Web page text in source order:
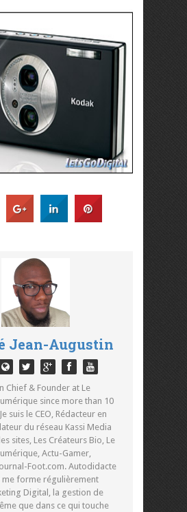
Jean-Augustin
Chief & Founder at Le
since more than 10
suis le CEO, Rédacteur en
du réseau Kassi Media
sites, Les Créateurs Bio, Le
Actu-Gamer,
Foot.com. Autodidacte
me forme régulièrement
Digital, la gestion de
que dans ce qui touche